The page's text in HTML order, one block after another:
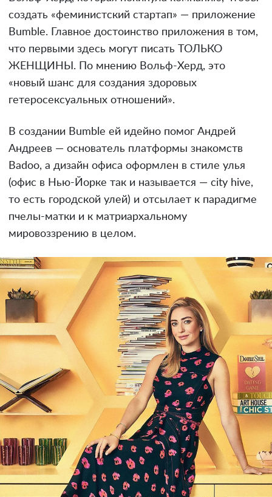
создать «феминистский стартап» — приложение
Bumble. Главное достоинство приложения в том,
что первыми здесь могут писать ТОЛЬКО
ЖЕНЩИНЫ. По мнению Вольф-Херд, это
«новый шанс для создания здоровых
гетеросексуальных отношений».
В создании Bumble ей идейно помог Андрей
Андреев — основатель платформы знакомств
Badoo, а дизайн офиса оформлен в стиле улья
(офис в Нью-Йорке так и называется — city hive,
то есть городской улей) и отсылает к парадигме
пчелы-матки и к матриархальному
мировоззрению в целом.